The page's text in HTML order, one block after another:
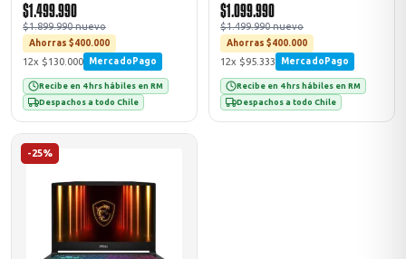
$1.499.990
$1.899.990 nuevo
Ahorras $400.000
12x $130.000 MercadoPago
Recibe en 4 hrs hábiles en RM
Despachos a todo Chile
$1.099.990
$1.499.990 nuevo
Ahorras $400.000
12x $95.333 MercadoPago
Recibe en 4 hrs hábiles en RM
Despachos a todo Chile
-25%